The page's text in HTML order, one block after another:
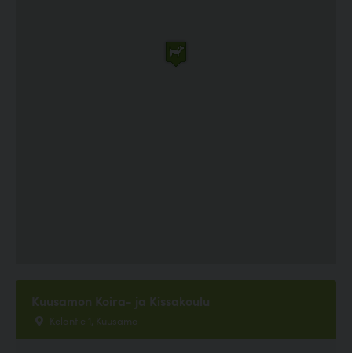
Kuusamon Koira- ja Kissakoulu
Kelantie 1, Kuusamo